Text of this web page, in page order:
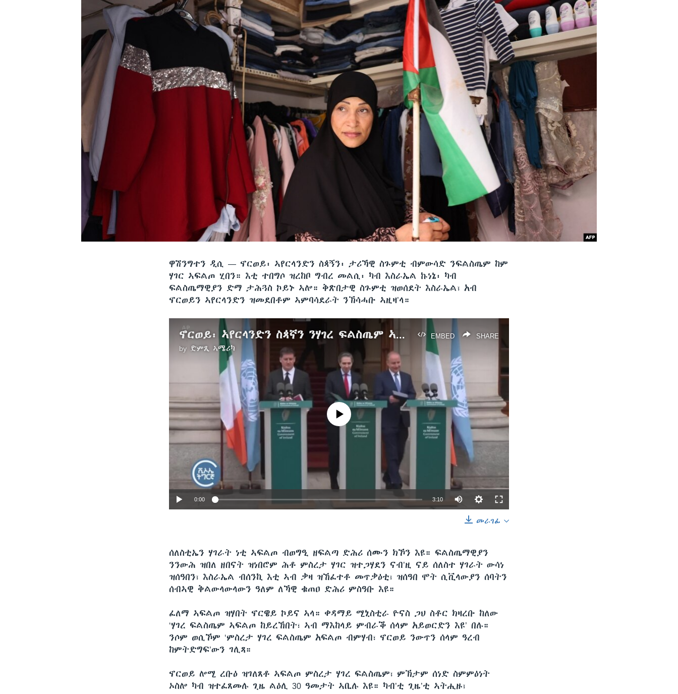
ዋሽንግተን ዲሲ — ኖርወይ፡ ኣየርላንድን ስጳኝን፡ ታሪኻዊ ስጉምቲ ብምውሳድ ንፍልስጤም ከም
ሃገር ኣፍልጦ ሂበን። እቲ ተበግሶ ዝረከቦ ግብረ መልሲ፡ ካብ እስራኤል ኩነኔ፡ ካብ
ፍልስጤማዊያን ድማ ታሕጓስ ኮይኑ ኣሎ። ቅጽበታዊ ስጉምቲ ዝወሰደት እስራኤል፣ አብ
ኖርወይን ኣየርላንድን ዝመደበቶም ኣምባሳደራት ንኽሳሓቡ ኣዚዛ’ላ።
EMBED SHARE
ኖርወይ፡ ኣየርላንድን ስጳኛን ንሃገረ ፍልስጤም ኣፍልጦ ይህባ
by ድምጺ ኣሜሪካ
No media source currently available
0:00 3:10
መራገፊ
ሰለስቲኤን ሃገራት ነቲ ኣፍልጦ ብወግዒ ዘፍልጣ ድሕሪ ሰሙን ክኾን እዩ። ፍልስጤማዊያን
ንንውሕ ዝበለ ዘበናት ዝነበሮም ሕቶ ምስረታ ሃገር ዝተጋሃደን ናብ’ዚ ናይ ሰለስተ ሃገራት ውሳነ
ዝሰዓበን፣ እስራኤል ብሰንኪ እቲ ኣብ ቃዛ ዝኸፈተቶ መጥቃዕቲ፣ ዝሰዓበ ሞት ሲቪላውያን ሰባትን
ሰብኣዊ ቅልውላውላውን ዓለም ለኻዊ ቁጠዐ ድሕሪ ምስዓቡ እዩ።
ፈለማ ኣፍልጦ ዝሃበት ኖርዌይ ኮይና ኣላ። ቀዳማይ ሚኒስቲራ ዮናስ ጋህ ስቶር ክዛረቡ ከለው
‘ሃገረ ፍልስጤም ኣፍልጦ ከይረኸበት፣ ኣብ ማእከላይ ምብራቕ ሰላም አይወርድን እዩ’ በሉ።
ንሶም ወሲኾም ‘ምስረታ ሃገረ ፍልስጤም አፍልጦ ብምሃብ፣ ኖርወይ ንውጥን ሰላም ዓረብ
ከምትድግፍ’ውን ገሊጻ።
ኖርወይ ሎሚ ረቡዕ ዝገለጸቶ ኣፍልጦ ምስረታ ሃገረ ፍልስጤም፣ ምኽታም ሰነድ ስምምዕነት
ኦስሎ ካብ ዝተፈጸመሉ ጊዜ ልዕሊ 30 ዓመታት ኣቢሉ እዩ። ካብ’ቲ ጊዜ’ቲ ኣትሒዙ፣